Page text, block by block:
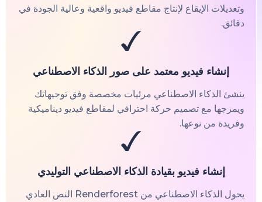
وتعديلات الإيقاع لإنتاج مقاطع فيديو واقعية وعالية الجودة في
دقائق.
إنشاء فيديو معتمد على صور الذكاء الاصطناعي
ينشئ الذكاء الاصطناعي مرئيات مخصصة وفق توجيهاتك
ويمزجها مع تصميم حركة احترافي لمقاطع فيديو ديناميكية
وفريدة من نوعها.
إنشاء فيديو بقيادة الذكاء الاصطناعي التوليدي
يحول الذكاء الاصطناعي من Renderforest النص العادي